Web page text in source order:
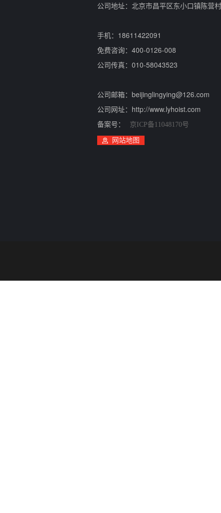
公司地址：北京市昌平区东小口镇陈营村
手机：18611422091
免费咨询：400-0126-008
公司传真：010-58043523
公司邮箱：beijinglingying@126.com
公司网址：http://www.lyhoist.com
备案号：
京ICP备11048170号
网站地图